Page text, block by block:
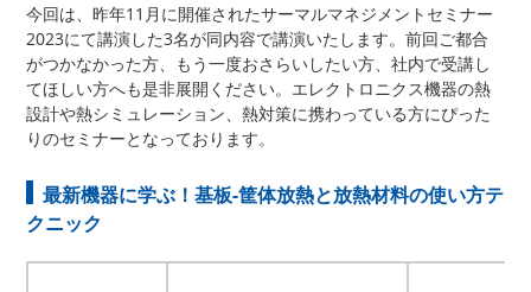
今回は、昨年11月に開催されたサーマルマネジメントセミナー
2023にて講演した3名が同内容で講演いたします。前回ご都合
がつかなかった方、もう一度おさらいしたい方、社内で受講し
てほしい方へも是非展開ください。エレクトロニクス機器の熱
設計や熱シミュレーション、熱対策に携わっている方にぴった
りのセミナーとなっております。
最新機器に学ぶ！基板-筐体放熱と放熱材料の使い方テ
クニック